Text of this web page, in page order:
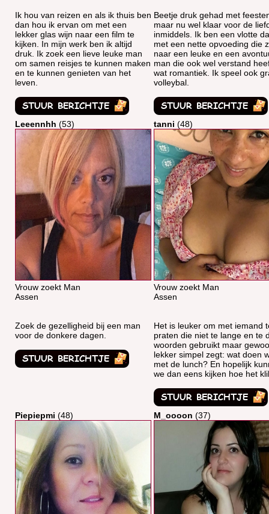
Ik hou van reizen en als ik thuis ben
dan hou ik ervan om met een
lekker glas wijn naar een film te
kijken. In mijn werk ben ik altijd
druk. Ik zoek een lieve leuke man
om samen reisjes te kunnen maken
en te kunnen genieten van het
leven.
Beetje druk gehad met
maar nu wel klaar voor de
inmiddels. Ik ben een vlotte
met een nette opvoeding die
naar een leuke en een
man die ook wel verstand
wat romantiek. Ik speel ook
volleybal.
Leeennhh (53)
Vrouw zoekt Man
Assen
Zoek de gezelligheid bij een man
voor de donkere dagen.
tanni (48)
Vrouw zoekt Man
Assen
Het is leuker om met iemand
praten die niet te lange en te
woorden gebruikt maar
lekker simpel zegt: wat doen
met de lunch? En hopelijk
we dan eens kijken hoe het
Piepiepmi (48) M_oooon (37)